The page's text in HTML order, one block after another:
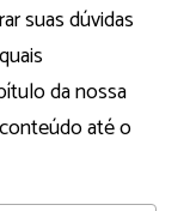
suas dúvidas
da nossa
até o